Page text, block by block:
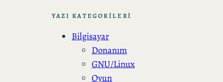
YAZI KATEGORİLERİ
Bilgisayar
Donanım
GNU/Linux
Oyun